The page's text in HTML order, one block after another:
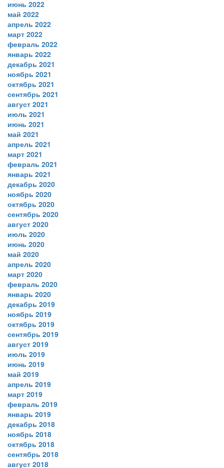
июнь 2022
май 2022
апрель 2022
март 2022
февраль 2022
январь 2022
декабрь 2021
ноябрь 2021
октябрь 2021
сентябрь 2021
август 2021
июль 2021
июнь 2021
май 2021
апрель 2021
март 2021
февраль 2021
январь 2021
декабрь 2020
ноябрь 2020
октябрь 2020
сентябрь 2020
август 2020
июль 2020
июнь 2020
май 2020
апрель 2020
март 2020
февраль 2020
январь 2020
декабрь 2019
ноябрь 2019
октябрь 2019
сентябрь 2019
август 2019
июль 2019
июнь 2019
май 2019
апрель 2019
март 2019
февраль 2019
январь 2019
декабрь 2018
ноябрь 2018
октябрь 2018
сентябрь 2018
август 2018